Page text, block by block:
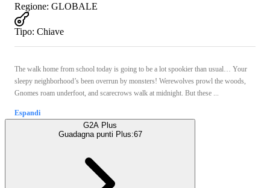
Regione: GLOBALE
Tipo: Chiave
The walk home from school today is going to be a lot spookier than usual… Your
sleepy neighborhood’s been overrun by monsters! Werewolves prowl the woods,
Gnomes roam underfoot, and scarecrows walk at midnight. But these ...
Espandi
G2A Plus
Guadagna punti Plus:67